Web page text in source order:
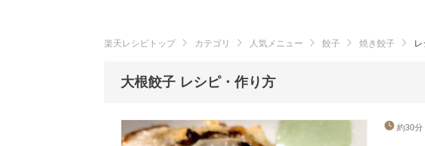
楽天レシピトップ カテゴリ 人気メニュー 餃子 焼き餃子
大根餃子 レシピ・作り方
約30分